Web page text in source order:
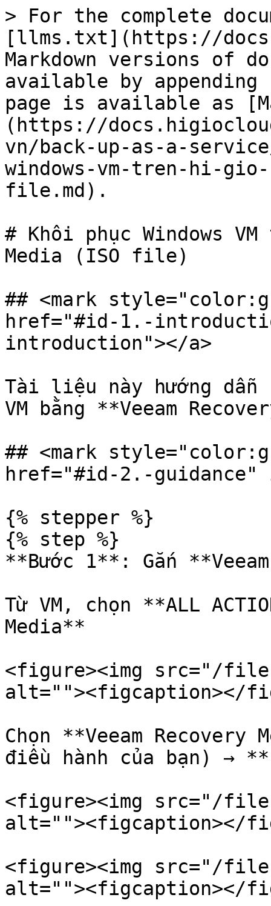
> For the complete
[llms.txt](https://
Markdown versions of
available by
page is available as
(https://
vn/back-up-as-a-
windows-vm-tren-hi-
file.md).
# Khôi phục Windows
Media (ISO file)
## <mark
href="#id-1.-
introduction"></a>
Tài liệu này hướng dẫn
VM bằng **Veeam
## <mark
href="#id-2.-guidance"
{% stepper %}
{% step %}
**Bước 1**: Gắn
Từ VM, chọn **ALL
Media**
<figure><img src="/files/
alt=""><figcaption></
Chọn **Veeam
điều hành của bạn) →
<figure><img src="/
alt=""><figcaption></
<figure><img src="/
alt=""><figcaption></